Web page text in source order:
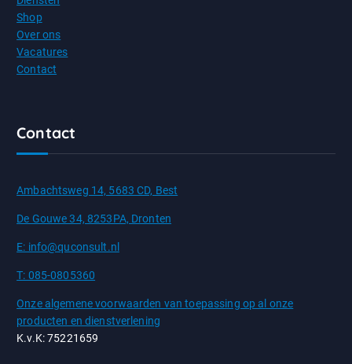
Shop
Over ons
Vacatures
Contact
Contact
Ambachtsweg 14, 5683 CD, Best
De Gouwe 34, 8253PA, Dronten
E: info@quconsult.nl
T: 085-0805360
Onze algemene voorwaarden van toepassing op al onze
producten en dienstverlening
K.v.K: 75221659